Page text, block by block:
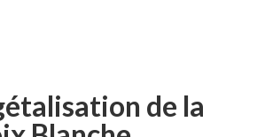
de la